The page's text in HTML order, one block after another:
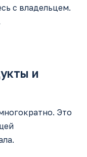
с владельцем.
и
Это